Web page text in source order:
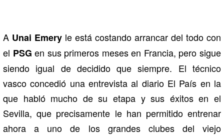
A Unai Emery le está costando arrancar del todo con
el PSG en sus primeros meses en Francia, pero sigue
siendo igual de decidido que siempre. El técnico
vasco concedió una entrevista al diario El País en la
que habló mucho de su etapa y sus éxitos en el
Sevilla, que precisamente le han permitido entrenar
ahora a uno de los grandes clubes del viejo